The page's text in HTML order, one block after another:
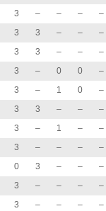
3 – – – –
3 3 – – –
3 3 – – –
3 – 0 0 –
3 – 1 0 –
3 3 – – –
3 – 1 – –
3 – – – –
0 3 – – –
3 – – – –
3 – – – –